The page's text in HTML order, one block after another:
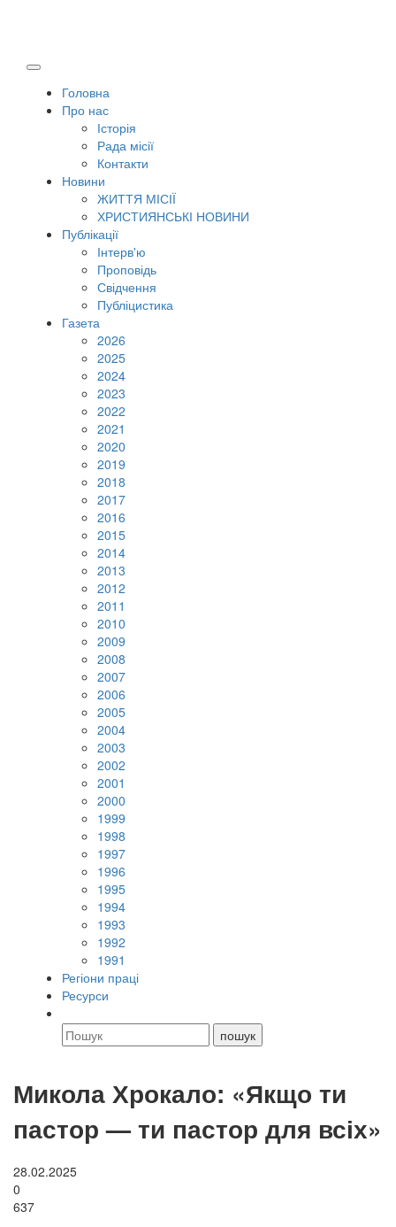
Головна
Про нас
Історія
Рада місії
Контакти
Новини
ЖИТТЯ МІСІЇ
ХРИСТИЯНСЬКІ НОВИНИ
Публікації
Інтерв'ю
Проповідь
Свідчення
Публіцистика
Газета
2026
2025
2024
2023
2022
2021
2020
2019
2018
2017
2016
2015
2014
2013
2012
2011
2010
2009
2008
2007
2006
2005
2004
2003
2002
2001
2000
1999
1998
1997
1996
1995
1994
1993
1992
1991
Регіони праці
Ресурси
Микола Хрокало: «Якщо ти
пастор — ти пастор для всіх»
28.02.2025
0
637